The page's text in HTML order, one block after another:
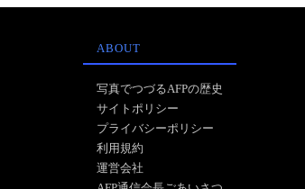
ABOUT
写真でつづるAFPの歴史
サイトポリシー
プライバシーポリシー
利用規約
運営会社